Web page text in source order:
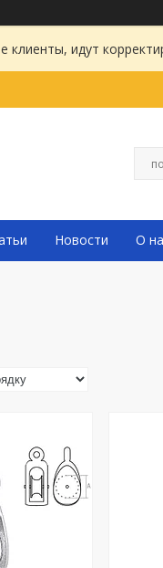
клиенты, идут
Новости О